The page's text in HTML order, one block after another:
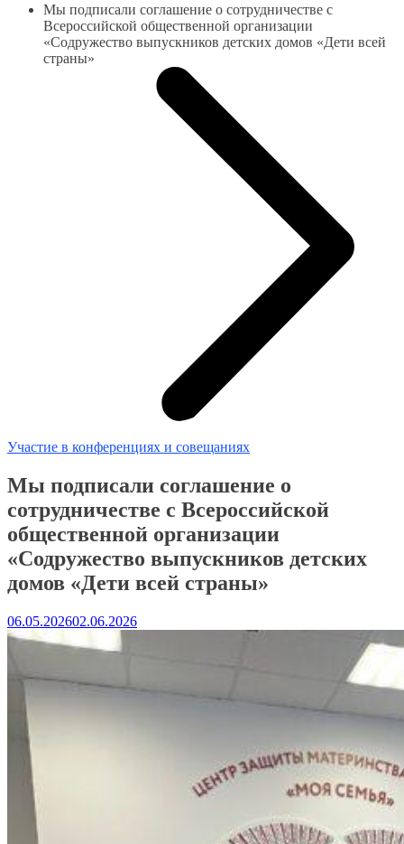
Мы подписали соглашение о сотрудничестве с
Всероссийской общественной организации
«Содружество выпускников детских домов «Дети всей
страны»
Участие в конференциях и совещаниях
Мы подписали соглашение о
сотрудничестве с Всероссийской
общественной организации
«Содружество выпускников детских
домов «Дети всей страны»
06.05.202602.06.2026